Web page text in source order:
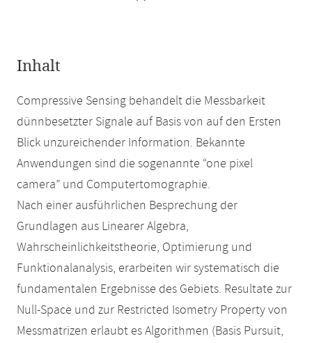
Inhalt
Compressive Sensing behandelt die Messbarkeit
dünnbesetzter Signale auf Basis von auf den Ersten
Blick unzureichender Information. Bekannte
Anwendungen sind die sogenannte “one pixel
camera” und Computertomographie.
Nach einer ausführlichen Besprechung der
Grundlagen aus Linearer Algebra,
Wahrscheinlichkeitstheorie, Optimierung und
Funktionalanalysis, erarbeiten wir systematisch die
fundamentalen Ergebnisse des Gebiets. Resultate zur
Null-Space und zur Restricted Isometry Property von
Messmatrizen erlaubt es Algorithmen (Basis Pursuit,